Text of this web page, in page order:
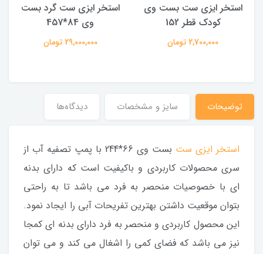
استخر ایزی ست بست وی
کودک قطر 152
2,700,000 تومان
استخر ایزی ست گرد بست
وی 84*457
29,000,000 تومان
توضیحات سایز و مشخصات دیدگاه‌ها
استخر ایزی ست
بست وی 66*244 با پمپ تصفیه آب از
سری محصولات کاربردی و باکیفیت است که دارای بدنه
ای با خصوصیات منحصر به فرد می باشد تا به راحتی
بتوان موقعیت داشتن بهترین تفریحات آبی را ایجاد نمود.
این محصول کاربردی و منحصر به فرد دارای بدنه ای کمجا
نیز می باشد که فضای کمی را اشغال می کند و می توان